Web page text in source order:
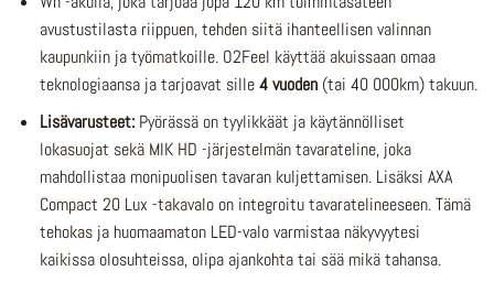
avustustilasta riippuen, tehden siitä ihanteellisen valinnan
kaupunkiin ja työmatkoille. O2Feel käyttää akuissaan omaa
teknologiaansa ja tarjoavat sille4 vuoden(tai 40 000km) takuun.
Lisävarusteet: Pyörässä on tyylikkäät ja käytännölliset
lokasuojat sekä MIK HD -järjestelmän tavarateline, joka
mahdollistaa monipuolisen tavaran kuljettamisen. Lisäksi AXA
Compact 20 Lux -takavalo on integroitu tavaratelineeseen. Tämä
tehokas ja huomaamaton LED-valo varmistaa näkyvyytesi
kaikissa olosuhteissa, olipa ajankohta tai sää mikä tahansa.